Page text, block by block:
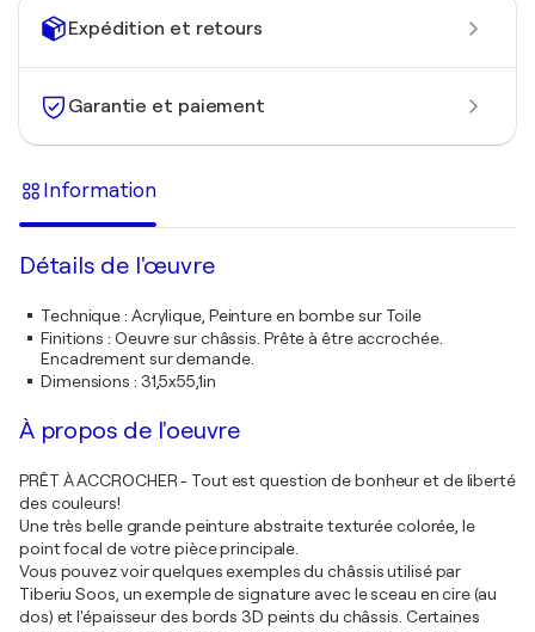
Expédition et retours
Garantie et paiement
Information
Détails de l'œuvre
Technique: Acrylique, Peinture en bombe sur Toile
Finitions : Oeuvre sur châssis. Prête à être accrochée.
Encadrement sur demande.
Dimensions : 31,5x55,1in
À propos de l'oeuvre
PRÊT À ACCROCHER - Tout est question de bonheur et de liberté
des couleurs!
Une très belle grande peinture abstraite texturée colorée, le
point focal de votre pièce principale.
Vous pouvez voir quelques exemples du châssis utilisé par
Tiberiu Soos, un exemple de signature avec le sceau en cire (au
dos) et l'épaisseur des bords 3D peints du châssis. Certaines